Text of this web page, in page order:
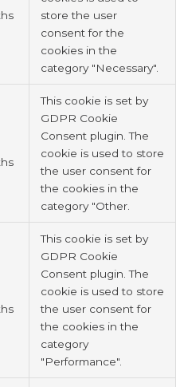
store the user
consent for the
cookies in the
category "Necessary".
This cookie is set by
GDPR Cookie
Consent plugin. The
cookie is used to store
the user consent for
the cookies in the
category "Other.
This cookie is set by
GDPR Cookie
Consent plugin. The
cookie is used to store
the user consent for
the cookies in the
category
"Performance".